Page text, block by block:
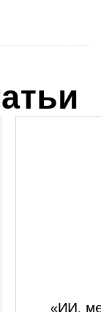
«ИИ,